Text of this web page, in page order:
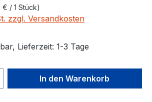
€ / 1 Stück)
zzgl. Versandkosten
Lieferzeit: 1-3 Tage
Gib den
In den Warenkorb